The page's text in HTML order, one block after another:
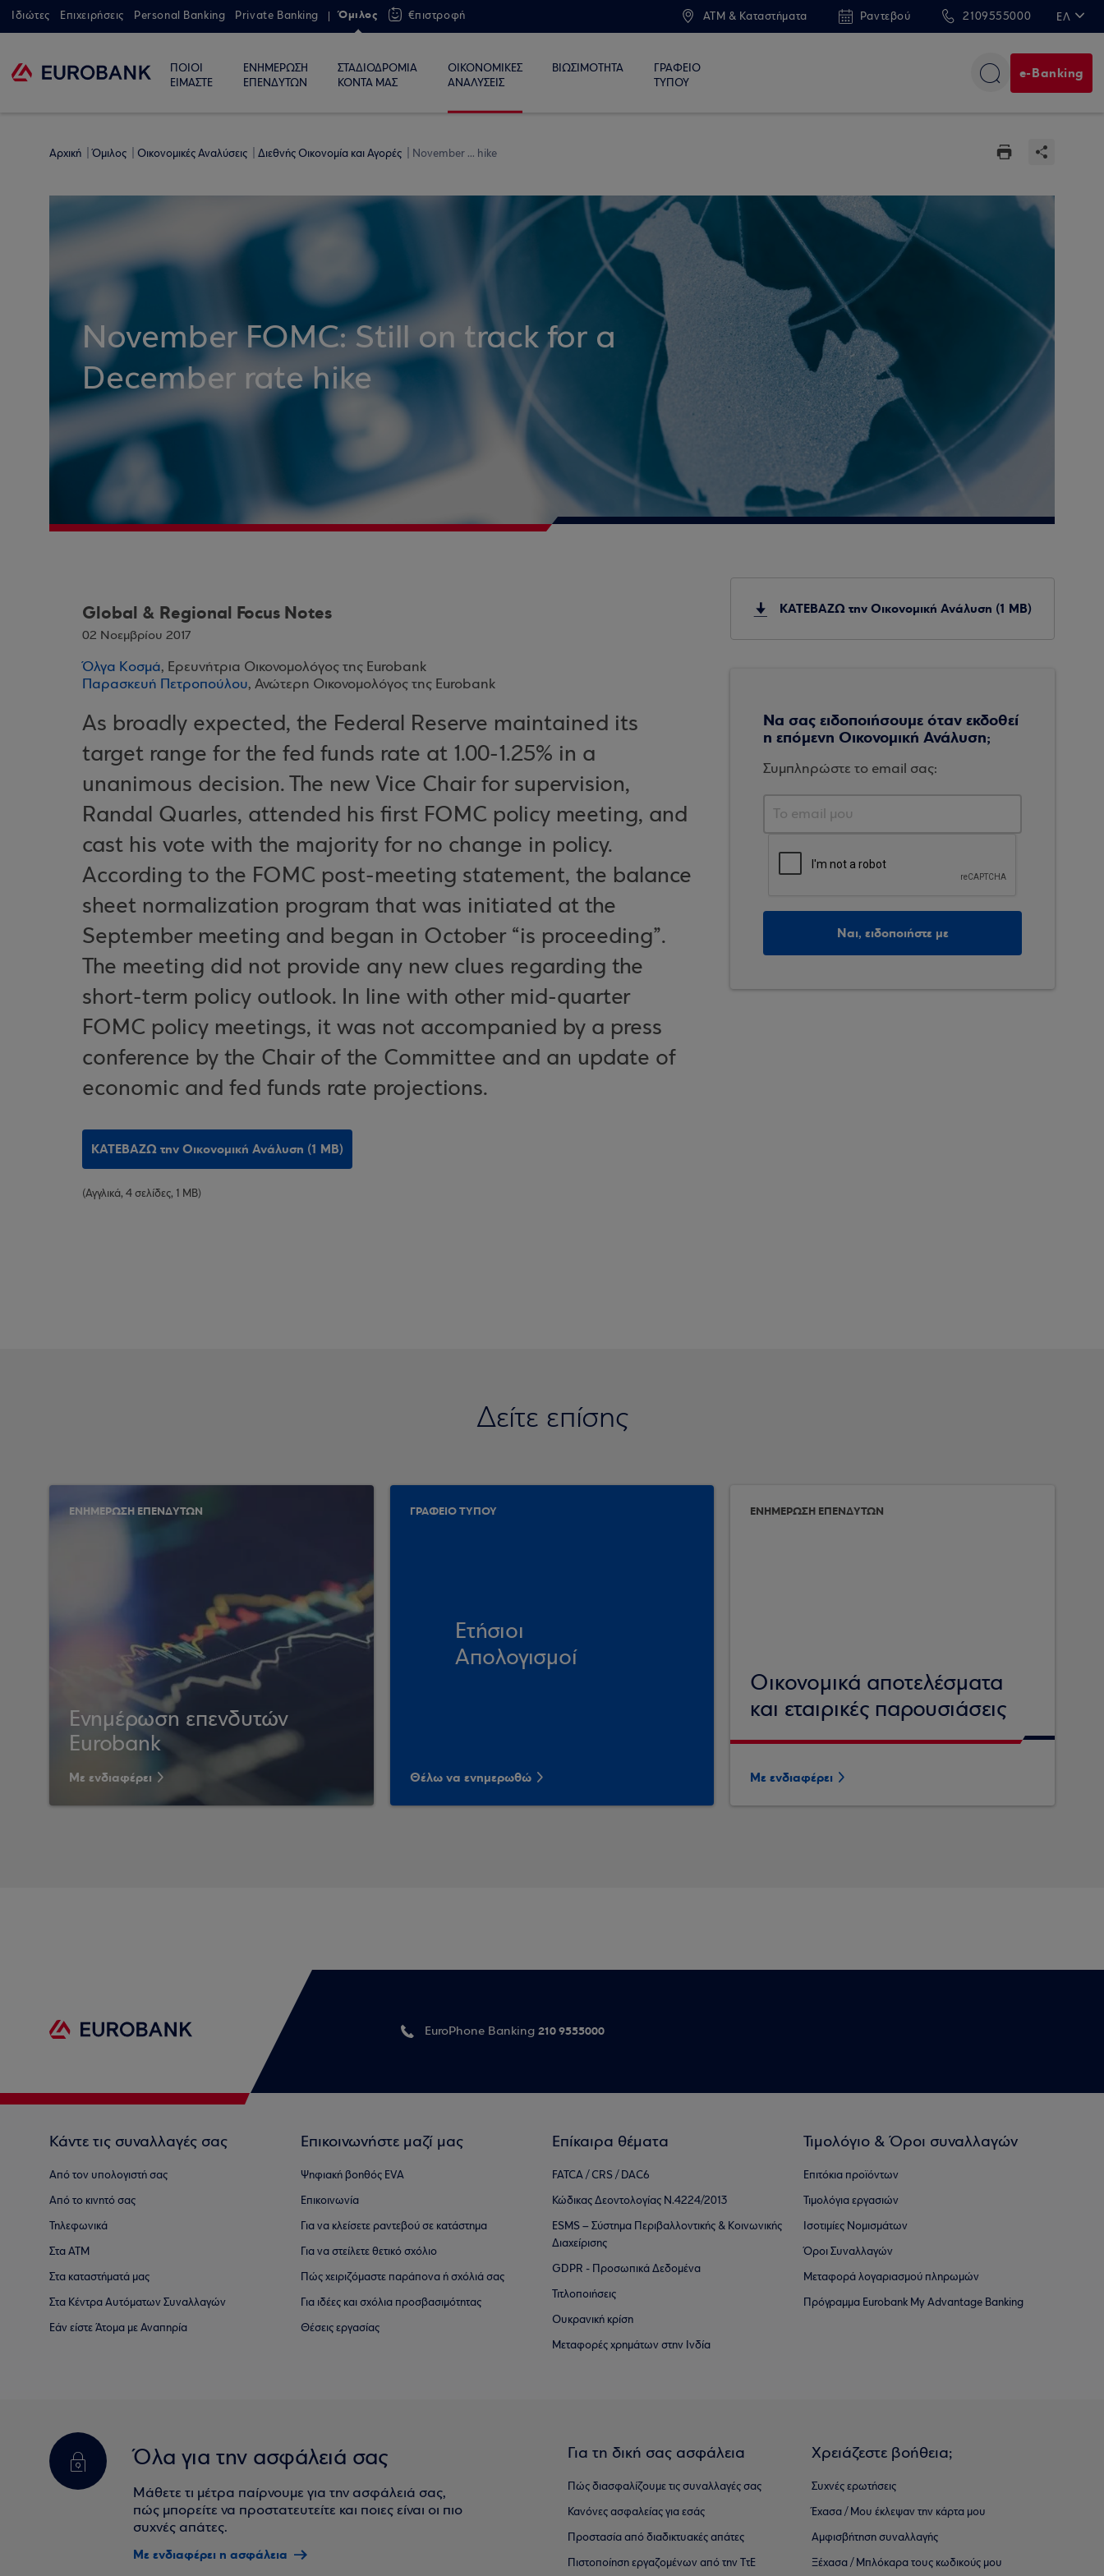
Ιδιώτες Επιχειρήσεις Personal Banking Private Banking Όμιλος €πιστροφή ATM & Καταστήματα Ραντεβού 2109555000 ΕΛ
ΠΟΙΟΙ
ΕΙΜΑΣΤΕ
ΕΝΗΜΕΡΩΣΗ
ΕΠΕΝΔΥΤΩΝ
ΣΤΑΔΙΟΔΡΟΜΙΑ
ΚΟΝΤΑ ΜΑΣ
ΟΙΚΟΝΟΜΙΚΕΣ
ΑΝΑΛΥΣΕΙΣ
ΒΙΩΣΙΜΟΤΗΤΑ
ΓΡΑΦΕΙΟ
ΤΥΠΟΥ
e-Banking
Αρχική Όμιλος Οικονομικές Αναλύσεις Διεθνής Οικονομία και Αγορές November ... hike
November FOMC: Still on track for a
December rate hike
Global & Regional Focus Notes
02 Νοεμβρίου 2017
Όλγα Κοσμά, Ερευνήτρια Οικονομολόγος της Eurobank
Παρασκευή Πετροπούλου, Ανώτερη Οικονομολόγος της Eurobank
As broadly expected, the Federal Reserve maintained its
target range for the fed funds rate at 1.00-1.25% in a
unanimous decision. The new Vice Chair for supervision,
Randal Quarles, attended his first FOMC policy meeting, and
cast his vote with the majority for no change in policy.
According to the FOMC post-meeting statement, the balance
sheet normalization program that was initiated at the
September meeting and began in October “is proceeding”.
The meeting did not provide any new clues regarding the
short-term policy outlook. In line with other mid-quarter
FOMC policy meetings, it was not accompanied by a press
conference by the Chair of the Committee and an update of
economic and fed funds rate projections.
ΚΑΤΕΒΑΖΩ την Οικονομική Ανάλυση (1 MB)
(Αγγλικά, 4 σελίδες, 1 MB)
ΚΑΤΕΒΑΖΩ την Οικονομική Ανάλυση (1 MB)
Να σας ειδοποιήσουμε όταν εκδοθεί
η επόμενη Οικονομική Ανάλυση;
Συμπληρώστε το email σας:
Ναι, ειδοποιήστε με
Δείτε επίσης
ΕΝΗΜΕΡΩΣΗ ΕΠΕΝΔΥΤΩΝ
Ενημέρωση επενδυτών
Eurobank
Με ενδιαφέρει
ΓΡΑΦΕΙΟ ΤΥΠΟΥ
Ετήσιοι
Απολογισμοί
Θέλω να ενημερωθώ
ΕΝΗΜΕΡΩΣΗ ΕΠΕΝΔΥΤΩΝ
Οικονομικά αποτελέσματα
και εταιρικές παρουσιάσεις
Με ενδιαφέρει
EuroPhone Banking 210 9555000
Κάντε τις συναλλαγές σας
Από τον υπολογιστή σας
Από το κινητό σας
Τηλεφωνικά
Στα ΑΤΜ
Στα καταστήματά μας
Στα Κέντρα Αυτόματων Συναλλαγών
Εάν είστε Άτομα με Αναπηρία
Επικοινωνήστε μαζί μας
Ψηφιακή βοηθός EVA
Επικοινωνία
Για να κλείσετε ραντεβού σε κατάστημα
Για να στείλετε θετικό σχόλιο
Πώς χειριζόμαστε παράπονα ή σχόλιά σας
Για ιδέες και σχόλια προσβασιμότητας
Θέσεις εργασίας
Επίκαιρα θέματα
FATCA / CRS / DAC6
Κώδικας Δεοντολογίας Ν.4224/2013
ESMS – Σύστημα Περιβαλλοντικής & Κοινωνικής
Διαχείρισης
GDPR - Προσωπικά Δεδομένα
Τιτλοποιήσεις
Ουκρανική κρίση
Μεταφορές χρημάτων στην Ινδία
Τιμολόγιο & Όροι συναλλαγών
Επιτόκια προϊόντων
Τιμολόγια εργασιών
Ισοτιμίες Νομισμάτων
Όροι Συναλλαγών
Μεταφορά λογαριασμού πληρωμών
Πρόγραμμα Eurobank My Advantage Banking
Όλα για την ασφάλειά σας
Μάθετε τι μέτρα παίρνουμε για την ασφάλειά σας,
πώς μπορείτε να προστατευτείτε και ποιες είναι οι πιο
συχνές απάτες.
Με ενδιαφέρει η ασφάλεια
Για τη δική σας ασφάλεια
Πώς διασφαλίζουμε τις συναλλαγές σας
Κανόνες ασφαλείας για εσάς
Προστασία από διαδικτυακές απάτες
Πιστοποίηση εργαζομένων από την ΤτΕ
Χρειάζεστε βοήθεια;
Συχνές ερωτήσεις
Έχασα / Μου έκλεψαν την κάρτα μου
Αμφισβήτηση συναλλαγής
Ξέχασα / Μπλόκαρα τους κωδικούς μου